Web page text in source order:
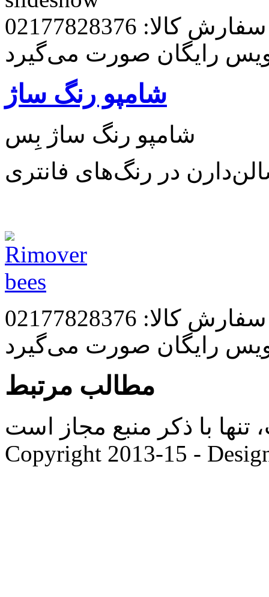
کالا: 02177828376
رایگان صورت می‌گیرد
شامپو رنگ ساژ
شامپو رنگ ساژ بِس
در رنگ‌های فانتری
کالا: 02177828376
رایگان صورت می‌گیرد
مطالب مرتبط
با ذکر منبع مجاز است. |
Copyright 2013-15 -